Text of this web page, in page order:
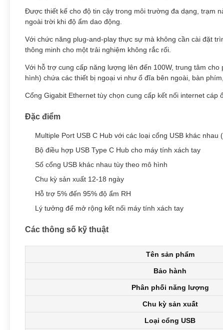
Được thiết kế cho độ tin cậy trong môi trường đa dạng, trạm
ngoài trời khi độ ẩm dao động.
Với chức năng plug-and-play thực sự mà không cần cài đặt
thông minh cho một trải nghiệm không rắc rối.
Với hỗ trợ cung cấp năng lượng lên đến 100W, trung tâm
hình) chứa các thiết bị ngoại vi như ổ đĩa bên ngoài, bàn
Cổng Gigabit Ethernet tùy chọn cung cấp kết nối internet
Đặc điểm
Multiple Port USB C Hub với các loại cổng USB khác nhau
Bộ điều hợp USB Type C Hub cho máy tính xách tay
Số cổng USB khác nhau tùy theo mô hình
Chu kỳ sản xuất 12-18 ngày
Hỗ trợ 5% đến 95% độ ẩm RH
Lý tưởng để mở rộng kết nối máy tính xách tay
Các thông số kỹ thuật
Tên sản phẩm
Bảo hành
Phân phối năng lượng
Chu kỳ sản xuất
Loại cổng USB